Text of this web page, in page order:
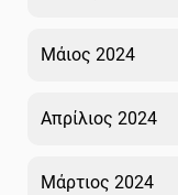
Μάιος 2024
Απρίλιος 2024
Μάρτιος 2024